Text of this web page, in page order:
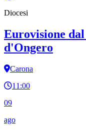
Diocesi
Eurovisione
d'Ongero
Carona
11:00
09
ago